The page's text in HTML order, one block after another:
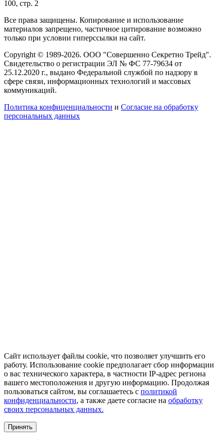
100, стр. 2
Все права защищены. Копирование и использование
материалов запрещено, частичное цитирование возможно
только при условии гиперссылки на сайт.
Copyright © 1989-2026. ООО "Совершенно Секретно Трейд".
Свидетельство о регистрации ЭЛ № ФС 77-79634 от
25.12.2020 г., выдано Федеральной службой по надзору в
сфере связи, информационных технологий и массовых
коммуникаций.
Политика конфиценциальности и Согласие на обработку
персональных данных
Сайт использует файлы cookie, что позволяет улучшить его
работу. Использование cookie предполагает сбор информации
о вас технического характера, в частности IP-адрес региона
вашего местоположения и другую информацию. Продолжая
пользоваться сайтом, вы соглашаетесь с политикой
конфиденциальности, а также даете согласие на обработку
своих персональных данных.
Принять